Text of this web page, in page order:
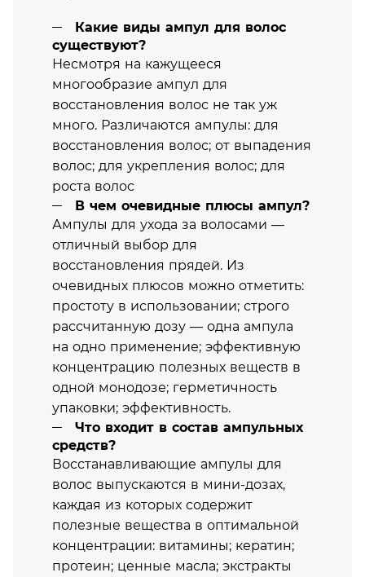
Какие виды ампул для волос
существуют?
Несмотря на кажущееся
многообразие ампул для
восстановления волос не так уж
много. Различаются ампулы: для
восстановления волос; от выпадения
волос; для укрепления волос; для
роста волос
В чем очевидные плюсы ампул?
Ампулы для ухода за волосами —
отличный выбор для
восстановления прядей. Из
очевидных плюсов можно отметить:
простоту в использовании; строго
рассчитанную дозу — одна ампула
на одно применение; эффективную
концентрацию полезных веществ в
одной монодозе; герметичность
упаковки; эффективность.
Что входит в состав ампульных
средств?
Восстанавливающие ампулы для
волос выпускаются в мини-дозах,
каждая из которых содержит
полезные вещества в оптимальной
концентрации: витамины; кератин;
протеин; ценные масла; экстракты